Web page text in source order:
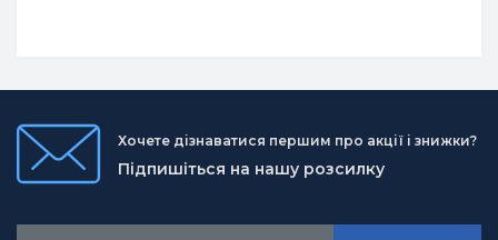
Хочете дізнаватися першим про акції і знижки?
Підпишіться на нашу розсилку